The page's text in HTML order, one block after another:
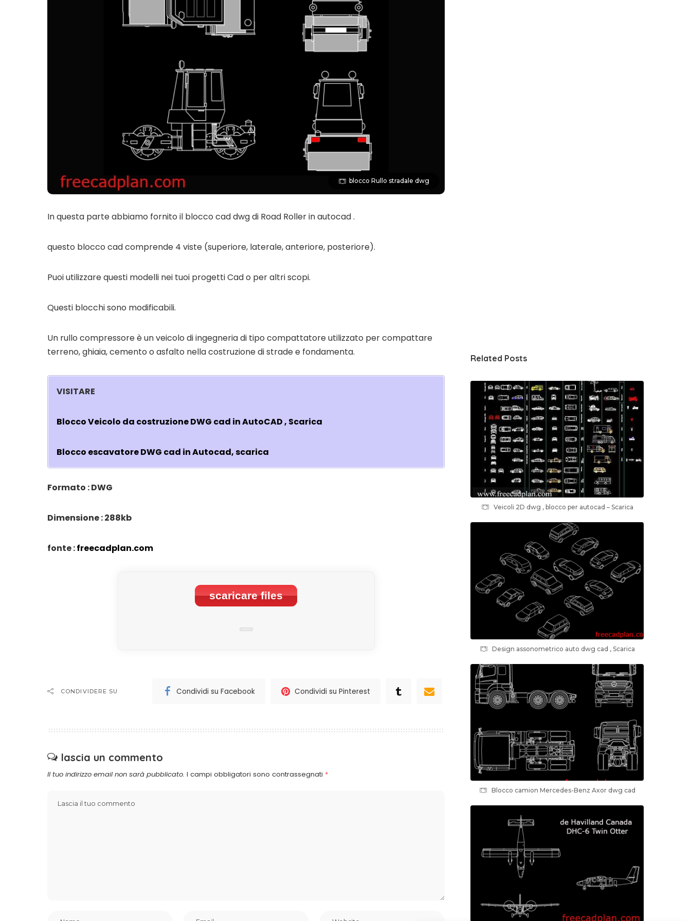
blocco Rullo stradale dwg
In questa parte abbiamo fornito il blocco cad dwg di Road Roller in autocad .
questo blocco cad comprende 4 viste (superiore, laterale, anteriore, posteriore).
Puoi utilizzare questi modelli nei tuoi progetti Cad o per altri scopi.
Questi blocchi sono modificabili.
Un rullo compressore è un veicolo di ingegneria di tipo compattatore utilizzato per compattare
terreno, ghiaia, cemento o asfalto nella costruzione di strade e fondamenta.
VISITARE
Blocco Veicolo da costruzione DWG cad in AutoCAD , Scarica
Blocco escavatore DWG cad in Autocad, scarica
Formato : DWG
Dimensione : 288kb
fonte :freecadplan.com
scaricare files
CONDIVIDERE SU Condividi su Facebook Condividi su Pinterest
lascia un commento
Il tuo indirizzo email non sarà pubblicato. I campi obbligatori sono contrassegnati *
Related Posts
Veicoli 2D dwg , blocco per autocad – Scarica
Design assonometrico auto dwg cad , Scarica
Blocco camion Mercedes-Benz Axor dwg cad